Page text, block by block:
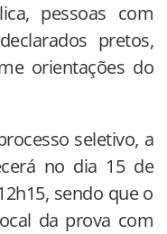
pessoas com
pretos,
orientações do
seletivo, a
no dia 15 de
sendo que o
da prova com